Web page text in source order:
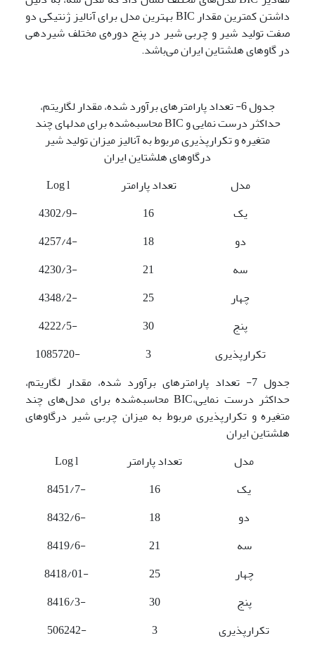
داشتن کمترین مقدار BIC بهترین مدل برای آنالیز ژنتیکی دو
صفت تولید شیر و چربی شیر در پنج دوره‌ی مختلف شیردهی
در گاوهای هلشتاین ایران می‌باشد.
جدول 6- تعداد پارامترهای برآورد شده، مقدار لگاریتم،
حداکثر درست نمایی و BIC محاسبه‌شده برای مدل­های چند
متغیره و تکرارپذیری مربوط به آنالیز میزان تولید شیر
درگاوهای هلشتاین ایران
مدل
تعداد پارامتر
Log l
یک
16
-4302/9
دو
18
-4257/4
سه
21
-4230/3
چهار
25
-4348/2
پنج
30
-4222/5
تکرارپذیری
3
-1085720
جدول 7- تعداد پارامترهای برآورد شده، مقدار لگاریتم،
حداکثر درست نمایی،BIC محاسبه‌شده برای مدل‌های چند
متغیره و تکرارپذیری مربوط به میزان چربی شیر درگاوهای
هلشتاین ایران
مدل
تعداد پارامتر
Log l
یک
16
-8451/7
دو
18
-8432/6
سه
21
-8419/6
چهار
25
-8418/01
پنج
30
-8416/3
تکرارپذیری
3
-506242